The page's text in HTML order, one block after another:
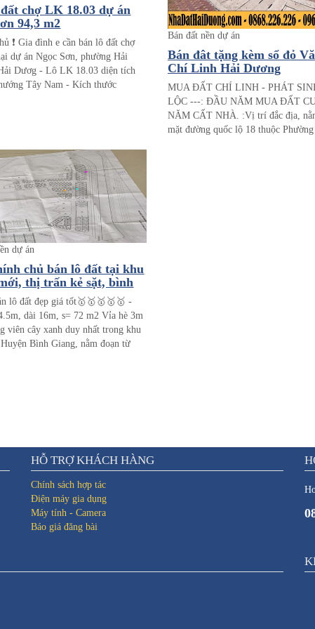
12km
- Pháp lý minh bạch rõ ràng an toàn
người mua.
Đính.
- Hãy gọi ngay cho em: 0868.226.226
- Để được tư vấn và đi xem dự án ạ.
chợ LK 18.03 dự án
94,3 m2
❗️ Gia đình e cần bán lô đất chợ
dự án Ngọc Sơn, phường Hải
Dươg - Lô LK 18.03 diện tích
Tây Nam - Kích thước
Bán đất nền dự án
Bán đât tặng kèm sổ đỏ
Chí Linh Hải Dương
MUA ĐẤT CHÍ LINH - PHÁT
LỘC ---: ĐẦU NĂM MUA ĐẤT
NĂM CẤT NHÀ. :Vị trí đắc địa,
mặt đường quốc lộ 18 thuộc
dự án
chủ bán lô đất tại khu
thị trấn kẻ sặt, bình
dương
lô đất đẹp giá tốt🥇🥇🥇🥇🥇 -
dài 16m, s= 72 m2 Vỉa hè 3m
viên cây xanh duy nhất trong khu
Bình Giang, nằm đoạn từ
hẹn sẽ là phố thương mại trung
của huyện Bình Giang với nhiều
và buôn bán lớn sẽ mở ra
mặt bằng. -Thị trấn kẻ sặt
là nơi duy nhất tại huyện Bình
quy hoạch lên thị xã. - Tiến độ
thể ở và kinh doanh được ngay -
HỖ TRỢ KHÁCH HÀNG
Chính sách hợp tác
Điện máy gia dụng
Máy tính - Camera
Báo giá đăng bài